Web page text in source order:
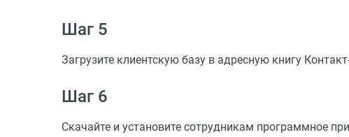
Шаг 5
Загрузите клиентскую базу в адресную книгу
Шаг 6
Скачайте и установите сотрудникам программное